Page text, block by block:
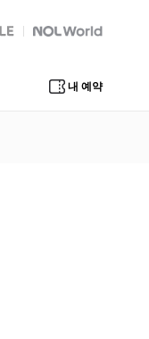
Global Interpark
내 예약